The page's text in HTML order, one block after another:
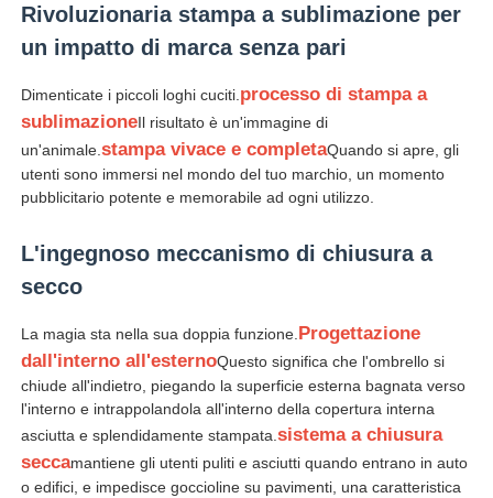
Ombrelli da passeggio
Ombrelli compatti
ombrelli promozionali
Ombrelli automatici aperti
Ombrelloni inversi
Ombrelli a manico in legno
Rivoluzionaria stampa a sublimazione per
un impatto di marca senza pari
Dimenticate i piccoli loghi cuciti. processo di stampa a
sublimazioneIl risultato è un'immagine di
un'animale.stampa vivace e completaQuando si apre, gli
utenti sono immersi nel mondo del tuo marchio, un momento
pubblicitario potente e memorabile ad ogni utilizzo.
L'ingegnoso meccanismo di chiusura a
secco
La magia sta nella sua doppia funzione. Progettazione
dall'interno all'esternoQuesto significa che l'ombrello si
chiude all'indietro, piegando la superficie esterna bagnata verso
l'interno e intrappolandola all'interno della copertura interna
asciutta e splendidamente stampata.sistema a chiusura
seccamantiene gli utenti puliti e asciutti quando entrano in auto
o edifici, e impedisce goccioline su pavimenti, una caratteristica